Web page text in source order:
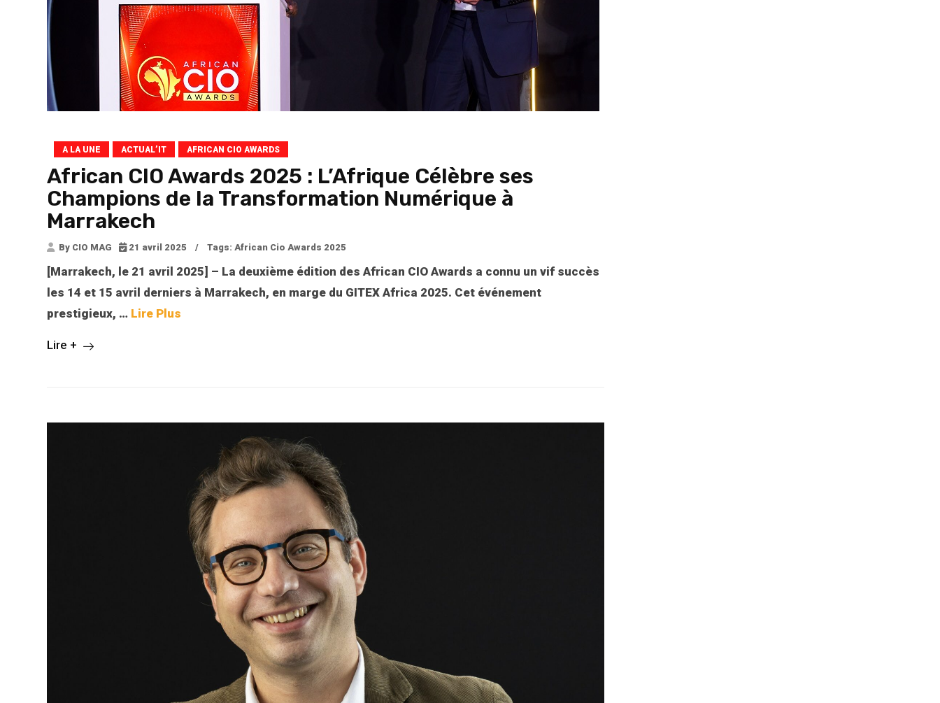
A LA UNE ACTUAL’IT AFRICAN CIO AWARDS
African CIO Awards 2025 : L’Afrique Célèbre ses
Champions de la Transformation Numérique à
Marrakech
By CIO MAG 21 avril 2025 / Tags: African Cio Awards 2025
[Marrakech, le 21 avril 2025] – La deuxième édition des African CIO Awards a connu un vif succès
les 14 et 15 avril derniers à Marrakech, en marge du GITEX Africa 2025. Cet événement
prestigieux, … Lire Plus
Lire +